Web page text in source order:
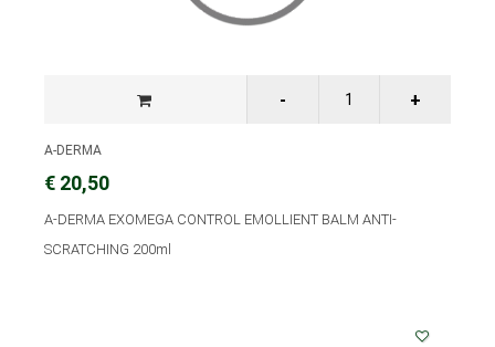
A-DERMA
€ 20,50
A-DERMA EXOMEGA CONTROL EMOLLIENT BALM ANTI-
SCRATCHING 200ml